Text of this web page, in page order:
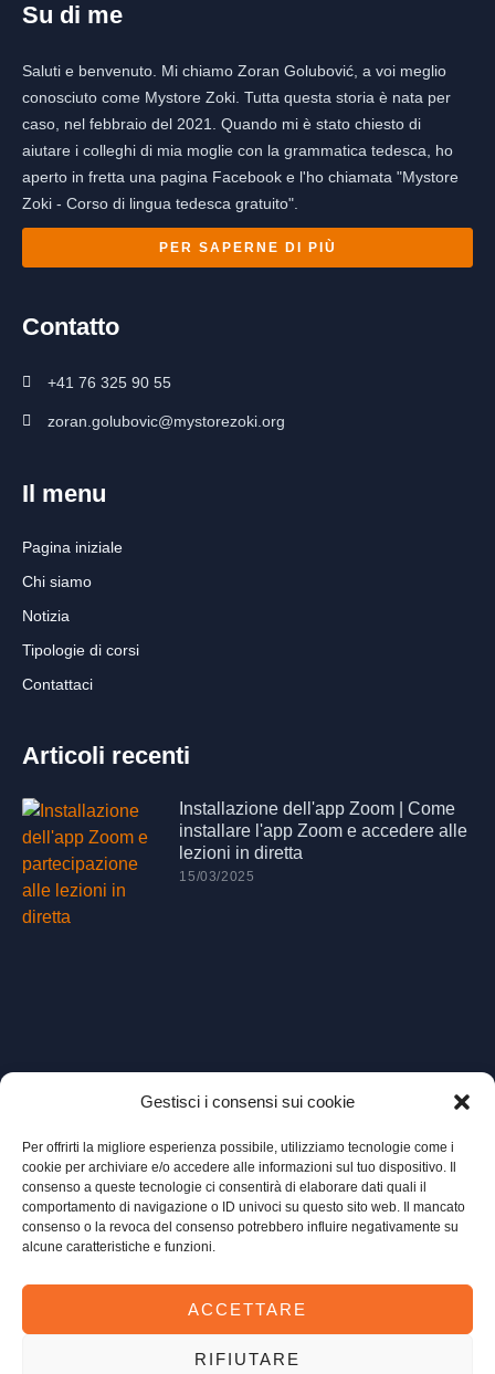
Gestisci i consensi sui cookie
Per offrirti la migliore esperienza possibile, utilizziamo tecnologie come i
cookie per archiviare e/o accedere alle informazioni sul tuo dispositivo. Il
consenso a queste tecnologie ci consentirà di elaborare dati quali il
comportamento di navigazione o ID univoci su questo sito web. Il mancato
consenso o la revoca del consenso potrebbero influire negativamente su
alcune caratteristiche e funzioni.
ACCETTARE
RIFIUTARE
Su di me
Saluti e benvenuto. Mi chiamo Zoran Golubović, a voi meglio
conosciuto come Mystore Zoki. Tutta questa storia è nata per
caso, nel febbraio del 2021. Quando mi è stato chiesto di
aiutare i colleghi di mia moglie con la grammatica tedesca, ho
aperto in fretta una pagina Facebook e l'ho chiamata "Mystore
Zoki - Corso di lingua tedesca gratuito".
PER SAPERNE DI PIÙ
Contatto
+41 76 325 90 55
zoran.golubovic@mystorezoki.org
Il menu
Pagina iniziale
Chi siamo
Notizia
Tipologie di corsi
Contattaci
Articoli recenti
Installazione dell'app Zoom | Come
installare l'app Zoom e accedere alle
lezioni in diretta
15/03/2025
13/02/2025